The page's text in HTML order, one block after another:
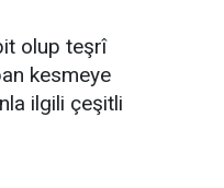
olup teşrî
kesmeye
ilgili çeşitli